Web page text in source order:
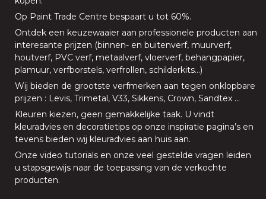
Op Paint Trade Centre bespaart u tot 60%.
Ontdek een keuzewaaier aan professionele producten aan
interesante prijzen (binnen- en buitenverf, muurverf,
houtverf, PVC verf, metaalverf, vloerverf, behangpapier,
plamuur, verfborstels, verfrollen, schilderkits…)
Wij bieden de grootste verfmerken aan tegen onklopbare
prijzen : Levis, Trimetal, V33, Sikkens, Crown, Sandtex …
Kleuren kiezen, geen gemakkelijke taak. U vindt
kleuradvies en decoratietips op onze inspiratie pagina’s en
tevens bieden wij kleuradvies aan huis aan.
Onze video tutorials en onze veel gestelde vragen leiden
u stapsgewijs naar de toepassing van de verkochte
producten.